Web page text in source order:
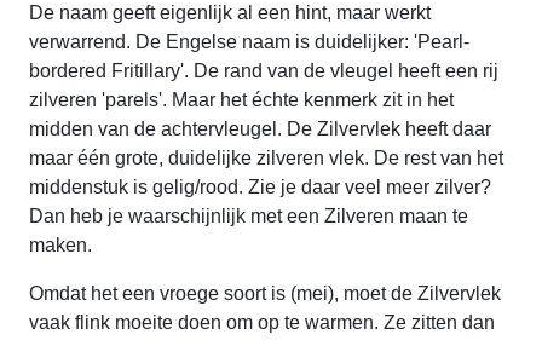
De naam geeft eigenlijk al een hint, maar werkt
verwarrend. De Engelse naam is duidelijker: 'Pearl-
bordered Fritillary'. De rand van de vleugel heeft een rij
zilveren 'parels'. Maar het échte kenmerk zit in het
midden van de achtervleugel. De Zilvervlek heeft daar
maar één grote, duidelijke zilveren vlek. De rest van het
middenstuk is gelig/rood. Zie je daar veel meer zilver?
Dan heb je waarschijnlijk met een Zilveren maan te
maken.
Omdat het een vroege soort is (mei), moet de Zilvervlek
vaak flink moeite doen om op te warmen. Ze zitten dan